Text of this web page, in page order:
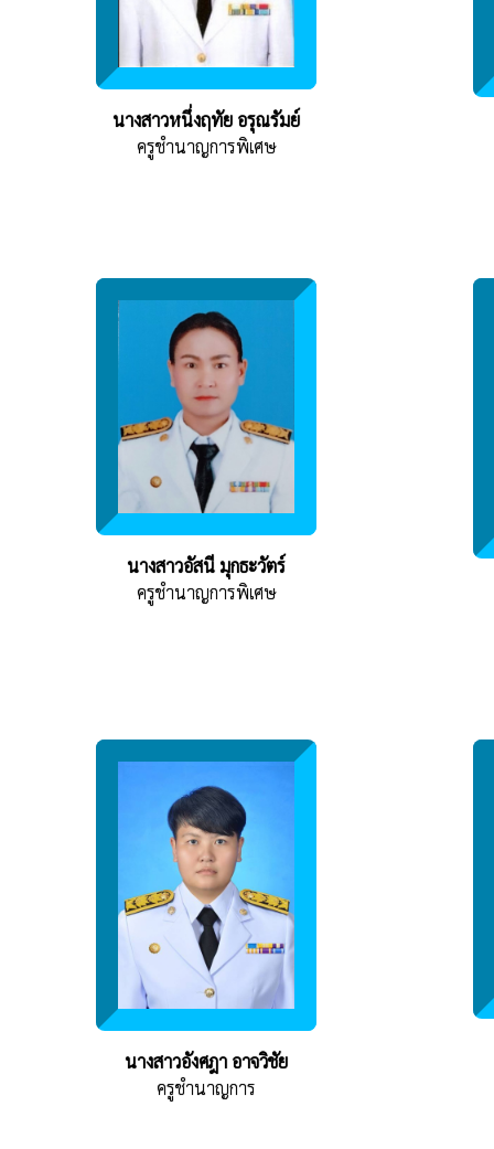
นางสาวหนึ่งฤทัย อรุณรัมย์
ครูชำนาญการพิเศษ
นางสาวอัสนี มุกธะวัตร์
ครูชำนาญการพิเศษ
นางสาวอังศฎา อาจวิชัย
ครูชำนาญการ